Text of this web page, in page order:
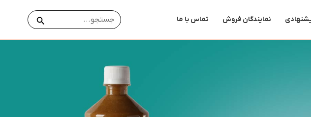
نمایندگان فروش تماس با ما
جستجو
برای:
جستجو